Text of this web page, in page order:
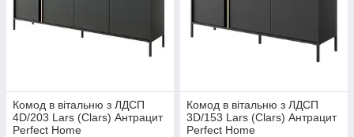
Комод в вітальню з ЛДСП
4D/203 Lars (Clars) Антрацит
Perfect Home
Комод в вітальню з ЛДСП
3D/153 Lars (Clars) Антрацит
Perfect Home